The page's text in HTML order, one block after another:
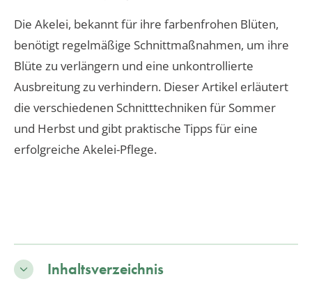
Die Akelei, bekannt für ihre farbenfrohen Blüten,
benötigt regelmäßige Schnittmaßnahmen, um ihre
Blüte zu verlängern und eine unkontrollierte
Ausbreitung zu verhindern. Dieser Artikel erläutert
die verschiedenen Schnitttechniken für Sommer
und Herbst und gibt praktische Tipps für eine
erfolgreiche Akelei-Pflege.
Inhaltsverzeichnis